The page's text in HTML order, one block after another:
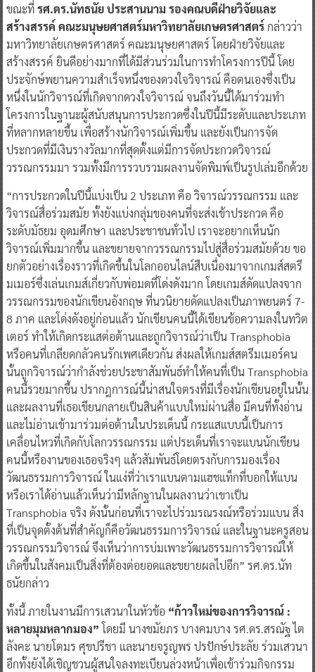
ขณะที่รศ.ดร.นัทธนัย ประสานนาม รองคณบดีฝ่ายวิจัยและ
สร้างสรรค์ คณะมนุษยศาสตร์มหาวิทยาลัยเกษตรศาสตร์ กล่าวว่า
มหาวิทยาลัยเกษตรศาสตร์ คณะมนุษยศาสตร์ โดยฝ่ายวิจัยและ
สร้างสรรค์ ยินดีอย่างมากที่ได้มีส่วนร่วมในการทำโครงการปีนี้ โดย
ประจักษ์พยานความสำเร็จหนึ่งของดวงใจวิจารณ์ คือตนเองซึ่งเป็น
หนึ่งในนักวิจารณ์ที่เกิดจากดวงใจวิจารณ์ จนถึงวันนี้ได้มาร่วมทำ
โครงการในฐานะผู้สนับสนุนการประกวดซึ่งในปีนี้มีระดับและประเภท
ที่หลากหลายขึ้น เพื่อสร้างนักวิจารณ์เพิ่มขึ้น และยังเป็นการจัด
ประกวดที่มีเงินรางวัลมากที่สุดตั้งแต่มีการจัดประกวดวิจารณ์
วรรณกรรมมา รวมทั้งมีการรวบรวมผลงานจัดพิมพ์เป็นรูปเล่มอีกด้วย
“การประกวดในปีนี้แบ่งเป็น 2 ประเภท คือ วิจารณ์วรรณกรรม และ
วิจารณ์สื่อร่วมสมัย ทั้งยังแบ่งกลุ่มของคนที่จะส่งเข้าประกวด คือ
ระดับมัธยม อุดมศึกษา และประชาชนทั่วไป เราจะอยากเห็นนัก
วิจารณ์เพิ่มมากขึ้น และขยายจากวรรณกรรมไปสู่สื่อร่วมสมัยด้วย ขอ
ยกตัวอย่างเรื่องราวที่เกิดขึ้นในโลกออนไลน์สืบเนื่องมาจากเกมส์สตรี
มเมอร์ซึ่งเล่นเกมส์เกี่ยวกับพ่อมดที่โด่งดังมาก โดยเกมส์ดัดแปลงจาก
วรรณกรรมของนักเขียนอังกฤษ ที่นวนิยายดัดแปลงเป็นภาพยนตร์ 7-
8 ภาค และโด่งดังอยู่ก่อนแล้ว นักเขียนคนนี้ได้เขียนข้อความลงในทวิต
เตอร์ ทำให้เกิดกระแสต่อต้านและถูกวิจารณ์ว่าเป็น Transphobia
หรือคนที่เกลียดกลัวคนรักเพศเดียวกัน ส่งผลให้เกมส์สตรีมเมอร์คน
นั้นถูกวิจารณ์ว่ากำลังช่วยประชาสัมพันธ์ทำให้คนที่เป็น Transphobia
คนนี้รวยมากขึ้น ปรากฎการณ์นี้น่าสนใจตรงที่มีเรื่องนักเขียนอยู่ในนั้น
และผลงานที่เธอเขียนกลายเป็นสินค้าแบบใหม่ผ่านสื่อ มีคนที่ทั้งอ่าน
และไม่อ่านเข้ามาร่วมต่อต้านในประเด็นนี้ กระแสแบบนี้เป็นการ
เคลื่อนไหวที่เกิดกับโลกวรรณกรรม แต่ประเด็นที่เราจะแบนนักเขียน
คนนี้หรืองานของเธอจริงๆ แล้วสัมพันธ์โดยตรงกับการมองเรื่อง
วัฒนธรรมการวิจารณ์ ในแง่ที่ว่าเราแบนตามแฮชแท็กที่บอกให้แบน
หรือเราได้อ่านแล้วเห็นว่ามีหลักฐานในผลงานว่าเขาเป็น
Transphobia จริง ดังนั้นก่อนที่เราจะไปร่วมรณรงณ์หรือร่วมแบน สิ่ง
ที่เป็นจุดตั้งต้นที่สำคัญก็คือวัฒนธรรมการวิจารณ์ และในฐานะครูสอน
วรรณกรรมวิจารณ์ จึงเห็นว่าการบ่มเพาะวัฒนธรรมการวิจารณ์ให้
เกิดขึ้นในสังคมเป็นสิ่งที่ต้องต่อยอดและขยายผลไปอีก” รศ.ดร.นัท
ธนัยกล่าว
ทั้งนี้ ภายในงานมีการเสวนาในหัวข้อ “ก้าวใหม่ของการวิจารณ์ :
หลายมุมหลากมอง” โดยมี นางชมัยภร บางคมบาง รศ.ดร.สรณัฐ ไต
ลังคะ นายโตมร ศุขปรีชา และนายจรูญพร ปรปักษ์ประลัย ร่วมเสวนา
อีกทั้งยังได้เชิญชวนผู้สนใจลงทะเบียนล่วงหน้าเพื่อเข้าร่วมกิจกรรม